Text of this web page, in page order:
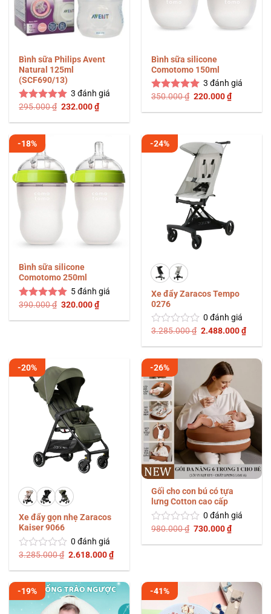
Bình sữa Philips Avent
Natural 125ml
(SCF690/13)
Được xếp
3 đánh giá
295.000₫ Giá
là:
232.000₫Giá
hiện
tại
Bình sữa silicone
Comotomo 150ml
Được xếp
3 đánh giá
350.000₫ Giá
là:
220.000₫Giá
hiện
tại
-18%
Bình sữa silicone
Comotomo 250ml
Được xếp
5đánh giá
390.000₫ Giá
là:
320.000₫Giá
hiện
tại
-24%
Xe đẩy Zaracos Tempo
0276
Được
0
5
sao
0 đánh giá
3.285.000₫ Giá
là:
2.488.000₫Giá
hiện
tại
-20%
Xe đẩy gọn nhẹ Zaracos
Kaiser 9066
Được
0
5
0 đánh giá
3.285.000₫ Giá
là:
2.618.000₫Giá
hiện
tại
2.618.000 ₫.
-26%
Gối cho con bú có tựa
lưng Cotton cao cấp
Được
0 đánh giá
980.000₫ Giá
là:
730.000₫Giá
hiện
tại
-19% -41%